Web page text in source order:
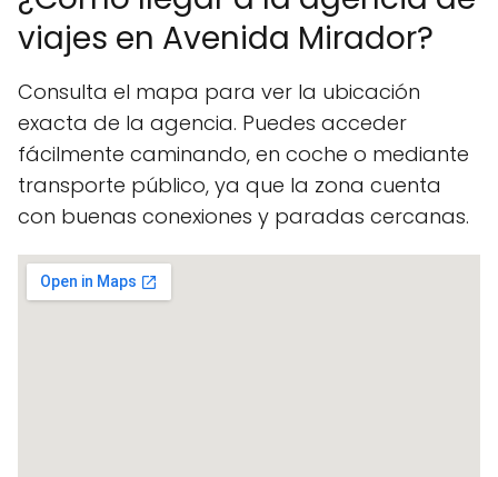
viajes en Avenida Mirador?
Consulta el mapa para ver la ubicación
exacta de la agencia. Puedes acceder
fácilmente caminando, en coche o mediante
transporte público, ya que la zona cuenta
con buenas conexiones y paradas cercanas.